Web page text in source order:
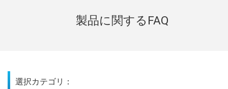
製品に関するFAQ
選択カテゴリ：